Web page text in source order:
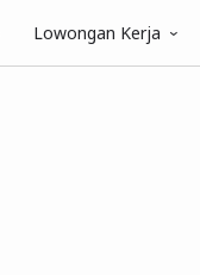
Lowongan Kerja